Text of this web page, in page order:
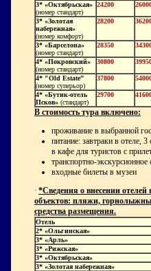
3* «Октябрьская»
(номер стандарт)
24200
3* «Золотая
набережная»
(номер комфорт)
28200
3* «Барселона»
(номер стандарт)
28350
4* «Покровский»
(номер стандарт)
30800
4* "Old Estate”
(номер суперьор)
37800
4* «Бутик-отель
Псков» (стандарт)
29700
В стоимость тура включено:
проживание в выбранной
питание: завтраки в отеле,
в кафе для туристов с
транспортно-
входные билеты в музеи
· *Сведения о внесении
объектов: пляжи,
средства размещения.
Отель
2* «Ольгинская»
3* «Арль»
3* «Рижская»
3* «Октябрьская»
3* «Золотая набережная»